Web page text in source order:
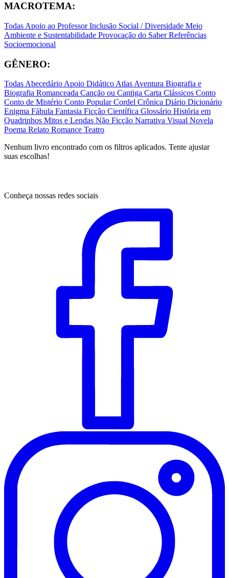
MACROTEMA:
Todas Apoio ao ProfessorInclusão Social / Diversidade Meio
Ambiente e Sustentabilidade Provocação do SaberReferências
Socioemocional
GÊNERO:
TodasAbecedárioApoio DidáticoAtlasAventura Biografia e
Biografia Romanceada Canção ou Cantiga Carta Clássicos Conto
Conto de Mistério Conto PopularCordel Crônica Diário Dicionário
Enigma Fábula Fantasia Ficção Científica Glossário História em
Quadrinhos Mitos e Lendas Não Ficção Narrativa Visual Novela
Poema Relato Romance Teatro
Nenhum livro encontrado com os filtros aplicados. Tente ajustar
suas escolhas!
Conheça nossas redes sociais